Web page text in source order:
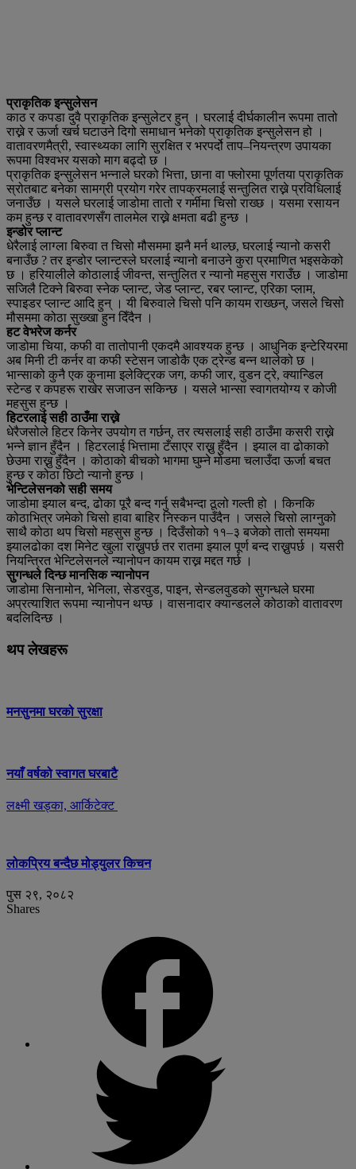
प्राकृतिक इन्सुलेसन
काठ र कपडा दुवै प्राकृतिक इन्सुलेटर हुन् । घरलाई दीर्घकालीन रूपमा तातो
राख्ने र ऊर्जा खर्च घटाउने दिगो समाधान भनेको प्राकृतिक इन्सुलेसन हो ।
वातावरणमैत्री, स्वास्थ्यका लागि सुरक्षित र भरपर्दो ताप–नियन्त्रण उपायका
रूपमा विश्वभर यसको माग बढ्दो छ ।
प्राकृतिक इन्सुलेसन भन्नाले घरको भित्ता, छाना वा फ्लोरमा पूर्णतया प्राकृतिक
स्रोतबाट बनेका सामग्री प्रयोग गरेर तापक्रमलाई सन्तुलित राख्ने प्रविधिलाई
जनाउँछ । यसले घरलाई जाडोमा तातो र गर्मीमा चिसो राख्छ । यसमा रसायन
कम हुन्छ र वातावरणसँग तालमेल राख्ने क्षमता बढी हुन्छ ।
इन्डोर प्लान्ट
धेरैलाई लाग्ला बिरुवा त चिसो मौसममा झनै मर्न थाल्छ, घरलाई न्यानो कसरी
बनाउँछ ? तर इन्डोर प्लान्टस्ले घरलाई न्यानो बनाउने कुरा प्रमाणित भइसकेको
छ । हरियालीले कोठालाई जीवन्त, सन्तुलित र न्यानो महसुस गराउँछ । जाडोमा
सजिलै टिक्ने बिरुवा स्नेक प्लान्ट, जेड प्लान्ट, रबर प्लान्ट, एरिका प्लाम,
स्पाइडर प्लान्ट आदि हुन् । यी बिरुवाले चिसो पनि कायम राख्छन्, जसले चिसो
मौसममा कोठा सुख्खा हुन दिँदैन ।
हट वेभरेज कर्नर
जाडोमा चिया, कफी वा तातोपानी एकदमै आवश्यक हुन्छ । आधुनिक इन्टेरियरमा
अब मिनी टी कर्नर वा कफी स्टेसन जाडोकै एक ट्रेन्ड बन्न थालेको छ ।
भान्साको कुनै एक कुनामा इलेक्ट्रिक जग, कफी जार, वुडन ट्रे, क्यान्डिल
स्टेन्ड र कपहरू राखेर सजाउन सकिन्छ । यसले भान्सा स्वागतयोग्य र कोजी
महसुस हुन्छ ।
हिटरलाई सही ठाउँमा राख्ने
धेरैजसोले हिटर किनेर उपयोग त गर्छन्, तर त्यसलाई सही ठाउँमा कसरी राख्ने
भन्ने ज्ञान हुँदैन । हिटरलाई भित्तामा टँसाएर राख्नु हुँदैन । झ्याल वा ढोकाको
छेउमा राख्नु हुँदैन । कोठाको बीचको भागमा घुम्ने मोडमा चलाउँदा ऊर्जा बचत
हुन्छ र कोठा छिटो न्यानो हुन्छ ।
भेन्टिलेसनको सही समय
जाडोमा झ्याल बन्द, ढोका पूरै बन्द गर्नु सबैभन्दा ठूलो गल्ती हो । किनकि
कोठाभित्र जमेको चिसो हावा बाहिर निस्कन पाउँदैन । जसले चिसो लाग्नुको
साथै कोठा थप चिसो महसुस हुन्छ । दिउँसोको ११–३ बजेको तातो समयमा
झ्यालढोका दश मिनेट खुला राख्नुपर्छ तर रातमा झ्याल पूर्ण बन्द राख्नुपर्छ । यसरी
नियन्त्रित भेन्टिलेसनले न्यानोपन कायम राख्न मद्दत गर्छ ।
सुगन्धले दिन्छ मानसिक न्यानोपन
जाडोमा सिनामोन, भेनिला, सेडरवुड, पाइन, सेन्डलवुडको सुगन्धले घरमा
अप्रत्याशित रूपमा न्यानोपन थप्छ । वासनादार क्यान्डलले कोठाको वातावरण
बदलिदिन्छ ।
थप लेखहरू
मनसुनमा घरको सुरक्षा
नयाँ वर्षको स्वागत घरबाटै
लक्ष्मी खड्का, आर्किटेक्ट
लोकप्रिय बन्दैछ मोड्युलर किचन
पुस २९, २०८२
Shares